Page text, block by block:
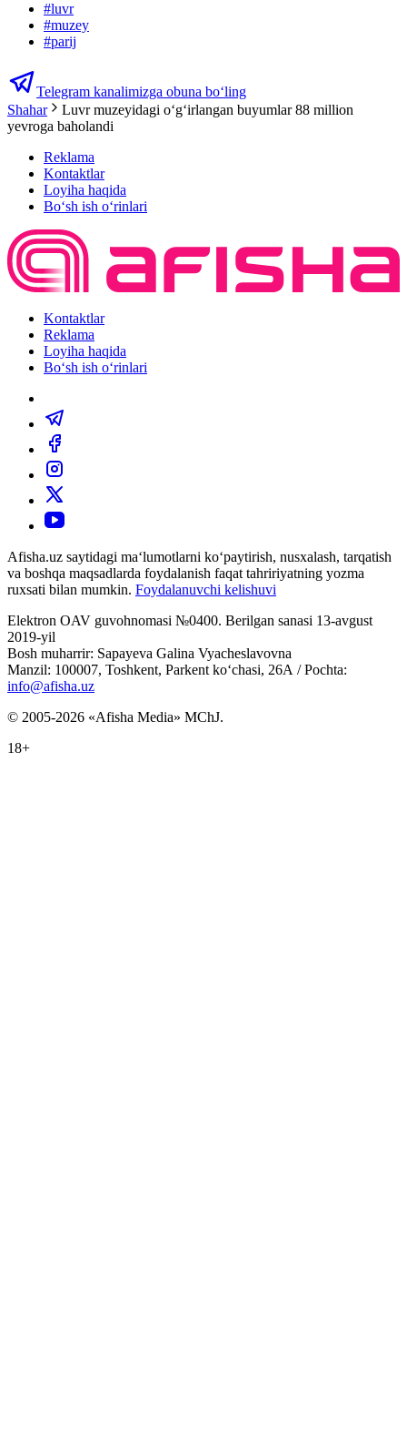
#luvr
#muzey
#parij
Telegram kanalimizga obuna bo‘ling
Shahar
Luvr muzeyidagi o‘g‘irlangan buyumlar 88 million
yevroga baholandi
Reklama
Kontaktlar
Loyiha haqida
Bo‘sh ish o‘rinlari
Kontaktlar
Reklama
Loyiha haqida
Bo‘sh ish o‘rinlari
Afisha.uz saytidagi ma‘lumotlarni ko‘paytirish, nusxalash, tarqatish
va boshqa maqsadlarda foydalanish faqat tahririyatning yozma
ruxsati bilan mumkin. Foydalanuvchi kelishuvi
Elektron OAV guvohnomasi №0400. Berilgan sanasi 13-avgust
2019-yil
Bosh muharrir: Sapayeva Galina Vyacheslavovna
Manzil: 100007, Toshkent, Parkent ko‘chasi, 26А / Pochta:
info@afisha.uz
© 2005-2026 «Afisha Media» MChJ.
18+